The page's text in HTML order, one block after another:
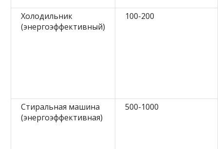
Холодильник
(энергоэффективный)
100-200
Стиральная машина
(энергоэффективная)
500-1000